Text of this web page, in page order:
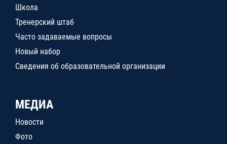
Школа
Тренерский штаб
Часто задаваемые вопросы
Новый набор
Сведения об образовательной организации
МЕДИА
Новости
Фото